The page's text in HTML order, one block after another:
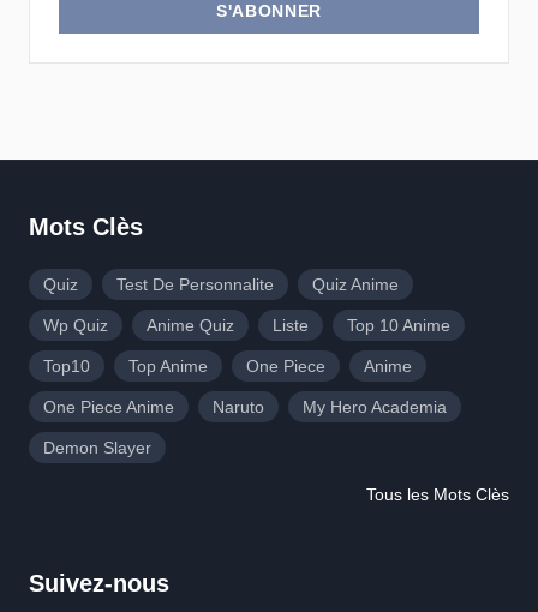
S'ABONNER
Mots Clès
Quiz Test De Personnalite Quiz Anime
Wp Quiz Anime Quiz Liste Top 10 Anime
Top10 Top Anime One Piece Anime
One Piece Anime Naruto My Hero Academia
Demon Slayer
Tous les Mots Clès
Suivez-nous